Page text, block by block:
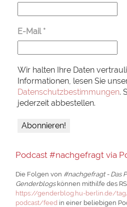
E-Mail *
Wir halten Ihre Daten
Informationen, lesen Sie
Datenschutzbestimmungen.
jederzeit abbestellen.
Podcast #nachgefragt via
Die Folgen von #nachgefragt - Das
Genderblogskönnen mithilfe des
https://genderblog.hu-berlin.de/
podcast/feed in einer beliebigen